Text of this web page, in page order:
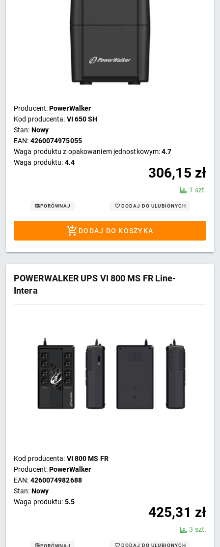
Producent:PowerWalker
Kod producenta: VI 650 SH
Stan: Nowy
EAN: 4260074975055
Waga produktu z opakowaniem jednostkowym:4.7
Waga produktu: 4.4
306,15 zł
1 szt.
PORÓWNAJ DODAJ DO ULUBIONYCH
DODAJ DO KOSZYKA
POWERWALKER UPS VI 800 MS FR Line-
Intera
Kod producenta: VI 800 MS FR
Producent:PowerWalker
EAN: 4260074982688
Stan: Nowy
Waga produktu: 5.5
425,31 zł
3 szt.
PORÓWNAJ DODAJ DO ULUBIONYCH